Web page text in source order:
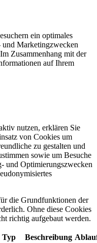
ein optimales
und Marketingzwecken
Zusammenhang mit der
auf Ihrem
nutzen, erklären Sie
von Cookies um
zu gestalten und
sowie um Besuche
und Optimierungszwecken
die Grundfunktionen der
Ohne diese Cookies
richtig aufgebaut werden.
Typ Beschreibung